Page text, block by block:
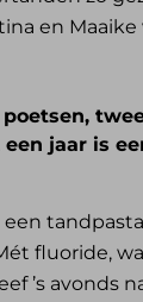
en
poetsen,
een jaar is
een
fluoride,
’s avonds